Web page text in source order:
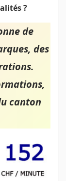
?
de
des
canton